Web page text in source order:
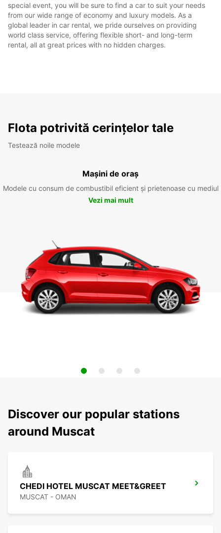
special event, you will be sure to find a car to suit your needs
from our wide range of economy and luxury models. As a
global leader in car rental, we pride ourselves on providing
world class service, offering flexible short- and long-term
rental, all at great prices with no hidden charges.
Flota potrivită cerințelor tale
Testează noile modele
Mașini de oraș
Modele cu consum de combustibil eficient și prietenoase cu mediul
Vezi mai mult
Discover our popular stations
around Muscat
CHEDI HOTEL MUSCAT MEET&GREET
MUSCAT - OMAN